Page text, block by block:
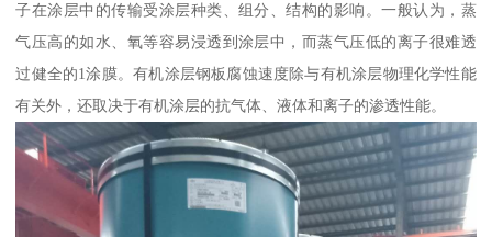
子在涂层中的传输受涂层种类、组分、结构的影响。一般认为，蒸
气压高的如水、氧等容易浸透到涂层中，而蒸气压低的离子很难透
过健全的1涂膜。有机涂层钢板腐蚀速度除与有机涂层物理化学性能
有关外，还取决于有机涂层的抗气体、液体和离子的渗透性能。